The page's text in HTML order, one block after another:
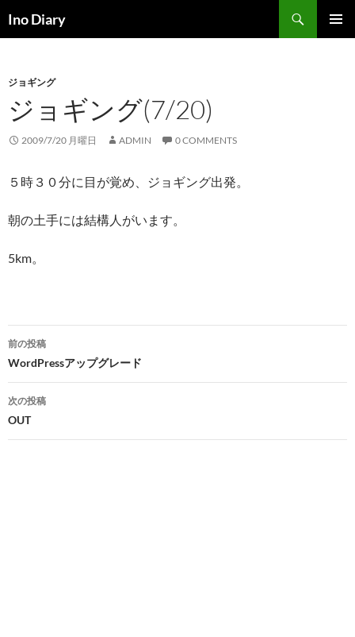
ン
ツ
へ
キ
プ
Ino Diary
索
ジョギング
ジョギング(7/20)
2009/7/20 月曜日 ADMIN 0 COMMENTS
５時３０分に目が覚め、ジョギング出発。
朝の土手には結構人がいます。
5km。
投
稿
ナ
ビ
ゲ
前の投稿
WordPressアップグレード
次の投稿
OUT